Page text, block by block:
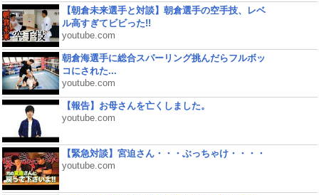
【朝倉未来選手と対談】朝倉選手の空手技、レベ
ル高すぎてビビった!!
youtube.com
朝倉海選手に総合スパーリング挑んだらフルボッ
コにされた...
youtube.com
【報告】お母さんを亡くしました。
youtube.com
【緊急対談】宮迫さん・・・ぶっちゃけ・・・・
youtube.com